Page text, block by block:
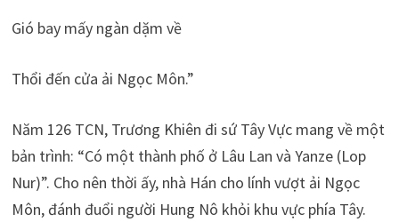
Gió bay mấy ngàn dặm về
Thổi đến cửa ải Ngọc Môn.”
Năm 126 TCN, Trương Khiên đi sứ Tây Vực mang về một
bản trình: “Có một thành phố ở Lâu Lan và Yanze (Lop
Nur)”. Cho nên thời ấy, nhà Hán cho lính vượt ải Ngọc
Môn, đánh đuổi người Hung Nô khỏi khu vực phía Tây.